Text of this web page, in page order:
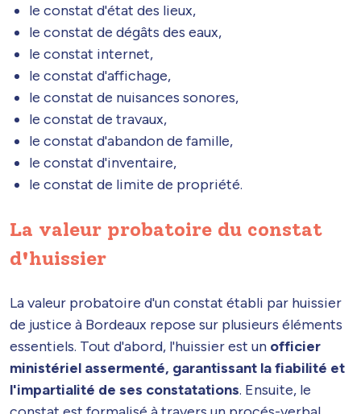
le constat d'état des lieux,
le constat de dégâts des eaux,
le constat internet,
le constat d'affichage,
le constat de nuisances sonores,
le constat de travaux,
le constat d'abandon de famille,
le constat d'inventaire,
le constat de limite de propriété.
La valeur probatoire du constat
d'huissier
La valeur probatoire d'un constat établi par huissier
de justice à Bordeaux repose sur plusieurs éléments
essentiels. Tout d'abord, l'huissier est un officier
ministériel assermenté, garantissant la fiabilité et
l'impartialité de ses constatations. Ensuite, le